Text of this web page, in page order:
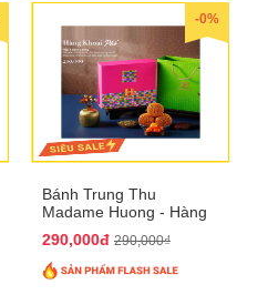
-0%
Bánh Trung Thu
Madame Huong - Hàng
290,000đ 290,000₫